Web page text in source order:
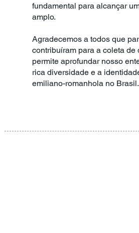
fundamental para alcançar
amplo.
Agradecemos a todos que
contribuíram para a coleta de
permite aprofundar nosso
rica diversidade e a
emiliano-romanhola no Brasil.